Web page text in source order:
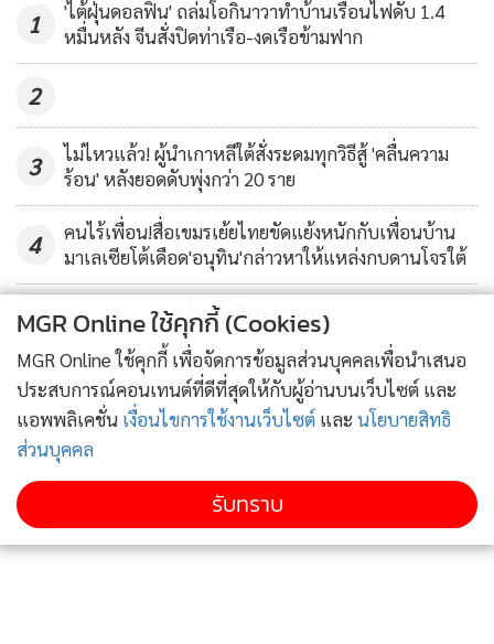
นาจิบที่ปกครองประเทศมานาน
ถูกใส่ร้าย
ส่วนทนายความของเขาก็อ้างว่า โจ โลว์
นักการเงินมาเลเซียที่ถูกกล่าวหาทั้งในมาเลเซียและอเมริกาว่า
เป็นผู้อยู่เบื้องหลังเรื่องอื้อฉาวนี้
ตลอดจนเจ้าหน้าที่คนอื่นๆ ของ 1เอ็มดีบี ช่วยกันทำให้นาจิบ
หลงเชื่อว่า
เงินที่โอนเข้าบัญชีส่วนตัวเป็นเงินบริจาคจากราชวงศ์
ซาอุดีอาระเบีย
ไม่ใช่เงินจากกิจการหนึ่งในเครือของ 1 เอ็มดีบี ตามที่อัยการ
กล่าวหา
ทว่า โลว์ปฏิเสธคำกล่าวอ้างดังกล่าว ขณะที่ผู้พิพากษากาซาลี
ระบุว่า “เหลือเชื่อ” ว่า นาจิบถูกโลว์หลอก
1
'ไต้ฝุ่นดอลฟิน' ถล่มโอกินาวาทำบ้านเรือนไฟดับ 1.4
หมื่นหลัง จีนสั่งปิดท่าเรือ-งดเรือข้ามฟาก
2
3
ไม่ไหวแล้ว! ผู้นำเกาหลีใต้สั่งระดมทุกวิธีสู้ 'คลื่นความ
ร้อน' หลังยอดดับพุ่งกว่า 20 ราย
4
คนไร้เพื่อน!สื่อเขมรเย้ยไทยขัดแย้งหนักกับเพื่อนบ้าน
มาเลเซียโต้เดือด'อนุทิน'กล่าวหาให้แหล่งกบดานโจรใต้
ข่าวอื่นในหมวด
MGR Online ใช้คุกกี้ (Cookies)
MGR Online ใช้คุกกี้ เพื่อจัดการข้อมูลส่วนบุคคลเพื่อนำเสนอ
ประสบการณ์คอนเทนต์ที่ดีที่สุดให้กับผู้อ่านบนเว็บไซต์ และ
แอพพลิเคชั่น เงื่อนไขการใช้งานเว็บไซต์ และ นโยบายสิทธิ
ส่วนบุคคล
รับทราบ